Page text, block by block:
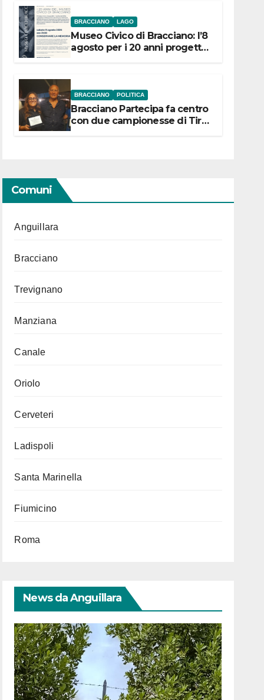
BRACCIANO LAGO
Museo Civico di Bracciano: l’8
agosto per i 20 anni progetto
BRACCIANO POLITICA
Bracciano Partecipa fa centro
con due campionesse di Tiro
Comuni
Anguillara
Bracciano
Trevignano
Manziana
Canale
Oriolo
Cerveteri
Ladispoli
Santa Marinella
Fiumicino
Roma
News da Anguillara